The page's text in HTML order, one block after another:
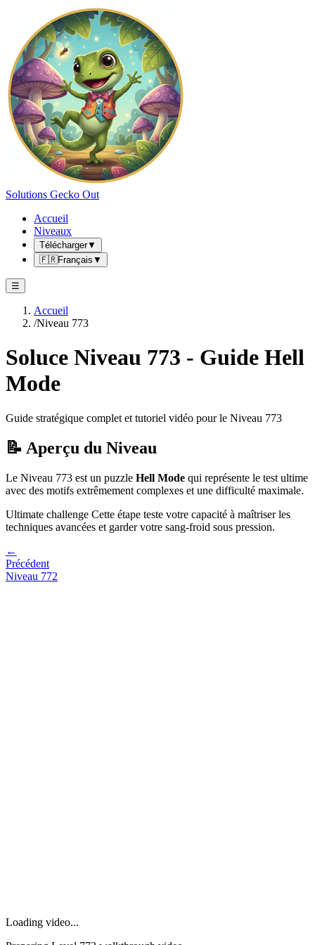
Solutions Gecko Out
Accueil
Niveaux
Télécharger▼
🇫🇷Français ▼
☰
Accueil
/Niveau 773
Soluce Niveau 773 - Guide Hell
Mode
Guide stratégique complet et tutoriel vidéo pour le Niveau 773
📝 Aperçu du Niveau
Le Niveau 773 est un puzzle Hell Mode qui représente le test ultime
avec des motifs extrêmement complexes et une difficulté maximale.
Ultimate challenge Cette étape teste votre capacité à maîtriser les
techniques avancées et garder votre sang-froid sous pression.
←
Précédent
Niveau 772
Loading video...